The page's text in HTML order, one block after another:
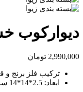
دیوارکوب خشت
2,990,000 تومان
ترکیب فلز برنج و
ابعاد: 2.5*14*14 سانتی متر